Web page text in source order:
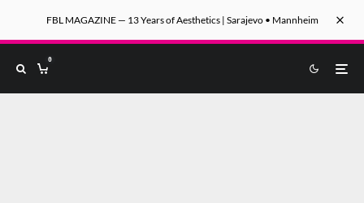
FBL MAGAZINE — 13 Years of Aesthetics | Sarajevo • Mannheim
0